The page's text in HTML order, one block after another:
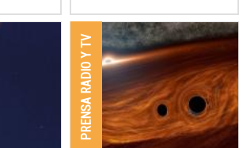
PRENSA RADIO Y TV